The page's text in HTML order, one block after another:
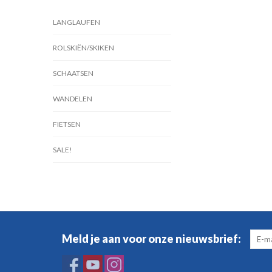
LANGLAUFEN
ROLSKIËN/SKIKEN
SCHAATSEN
WANDELEN
FIETSEN
SALE!
Meld je aan voor onze nieuwsbrief: